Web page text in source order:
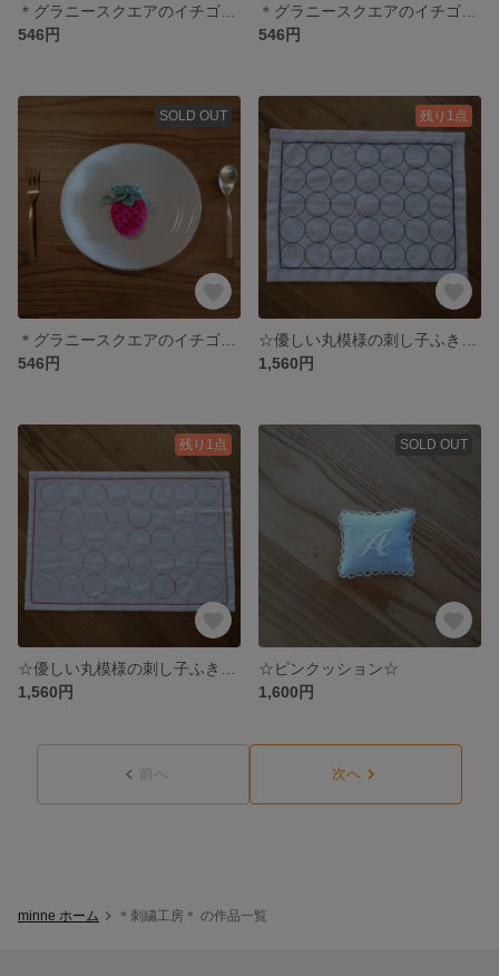
546円
546円
SOLD OUT
546円
残り1点
1,560円
残り1点
1,560円
SOLD OUT
☆ピンクッション☆
1,600円
前へ 次へ
minne ホーム ＊刺繍工房＊ の作品一覧